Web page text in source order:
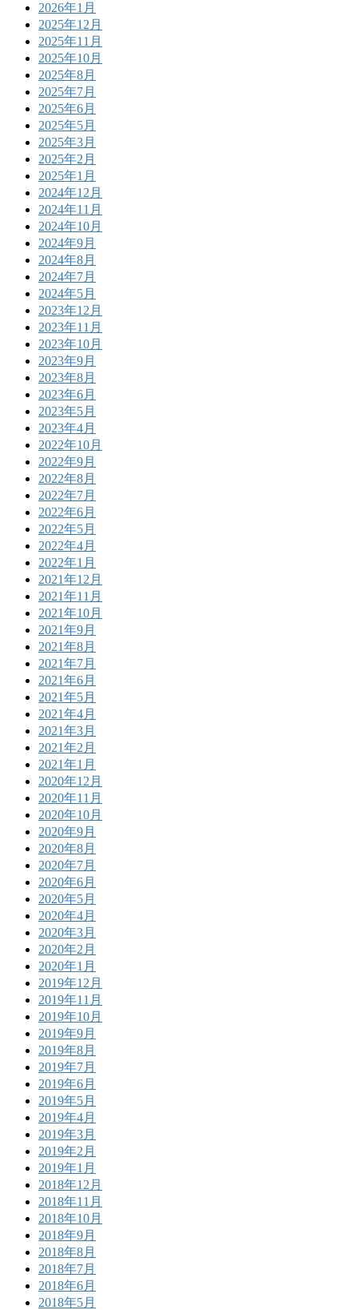
2026年1月
2025年12月
2025年11月
2025年10月
2025年8月
2025年7月
2025年6月
2025年5月
2025年3月
2025年2月
2025年1月
2024年12月
2024年11月
2024年10月
2024年9月
2024年8月
2024年7月
2024年5月
2023年12月
2023年11月
2023年10月
2023年9月
2023年8月
2023年6月
2023年5月
2023年4月
2022年10月
2022年9月
2022年8月
2022年7月
2022年6月
2022年5月
2022年4月
2022年1月
2021年12月
2021年11月
2021年10月
2021年9月
2021年8月
2021年7月
2021年6月
2021年5月
2021年4月
2021年3月
2021年2月
2021年1月
2020年12月
2020年11月
2020年10月
2020年9月
2020年8月
2020年7月
2020年6月
2020年5月
2020年4月
2020年3月
2020年2月
2020年1月
2019年12月
2019年11月
2019年10月
2019年9月
2019年8月
2019年7月
2019年6月
2019年5月
2019年4月
2019年3月
2019年2月
2019年1月
2018年12月
2018年11月
2018年10月
2018年9月
2018年8月
2018年7月
2018年6月
2018年5月